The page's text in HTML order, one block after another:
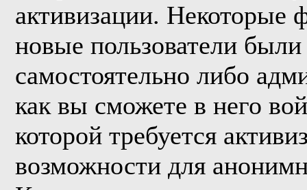
активизации. Некоторые
новые пользователи
самостоятельно либо
как вы сможете в него
которой требуется
возможности для